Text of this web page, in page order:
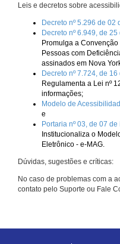
Leis e decretos sobre
Decreto nº 5.296 de
Decreto nº 6.949, de
Promulga a
Pessoas com
assinados em Nova
Decreto nº 7.724, de
Regulamenta a Lei nº
informações;
Modelo de
e
Portaria nº 03, de 07
Institucionaliza o
Eletrônico - e-MAG.
Dúvidas, sugestões e críticas:
No caso de problemas com a
contato pelo Suporte ou Fale